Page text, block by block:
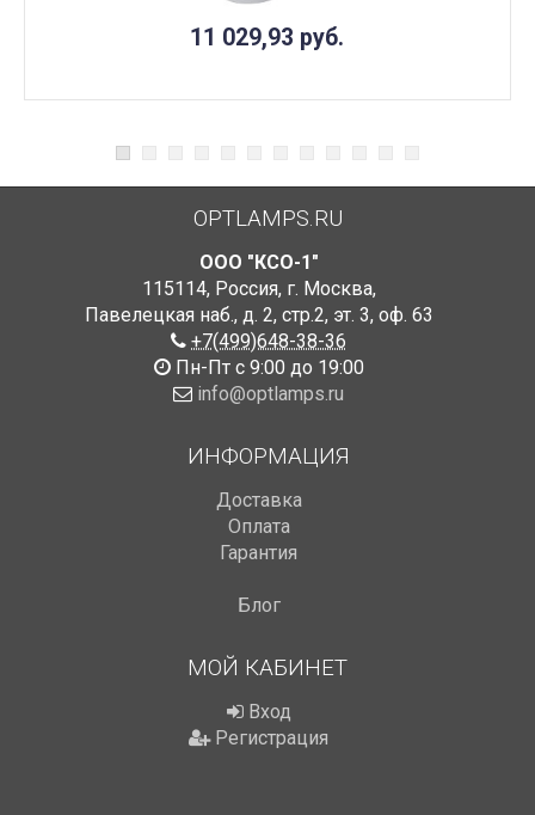
11 029,93 руб.
OPTLAMPS.RU
ООО "КСО-1"
115114, Россия, г. Москва,
Павелецкая наб., д. 2, стр.2, эт. 3, оф. 63
+7(499)648-38-36
Пн-Пт с 9:00 до 19:00
info@optlamps.ru
ИНФОРМАЦИЯ
Доставка
Оплата
Гарантия
Блог
МОЙ КАБИНЕТ
Вход
Регистрация